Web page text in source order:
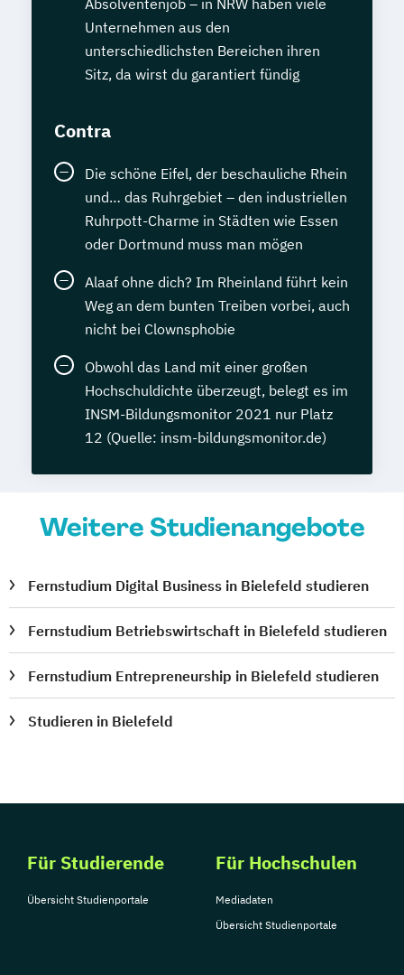
Unternehmen aus den
unterschiedlichsten Bereichen ihren
Sitz, da wirst du garantiert fündig
Contra
Die schöne Eifel, der beschauliche Rhein
und… das Ruhrgebiet – den industriellen
Ruhrpott-Charme in Städten wie Essen
oder Dortmund muss man mögen
Alaaf ohne dich? Im Rheinland führt kein
Weg an dem bunten Treiben vorbei, auch
nicht bei Clownsphobie
Obwohl das Land mit einer großen
Hochschuldichte überzeugt, belegt es im
INSM-Bildungsmonitor 2021 nur Platz
12 (Quelle: insm-bildungsmonitor.de)
Weitere Studienangebote
Fernstudium Digital Business in Bielefeld studieren
Fernstudium Betriebswirtschaft in Bielefeld studieren
Fernstudium Entrepreneurship in Bielefeld studieren
Studieren in Bielefeld
Für Studierende
Übersicht Studienportale
Für Hochschulen
Mediadaten
Übersicht Studienportale